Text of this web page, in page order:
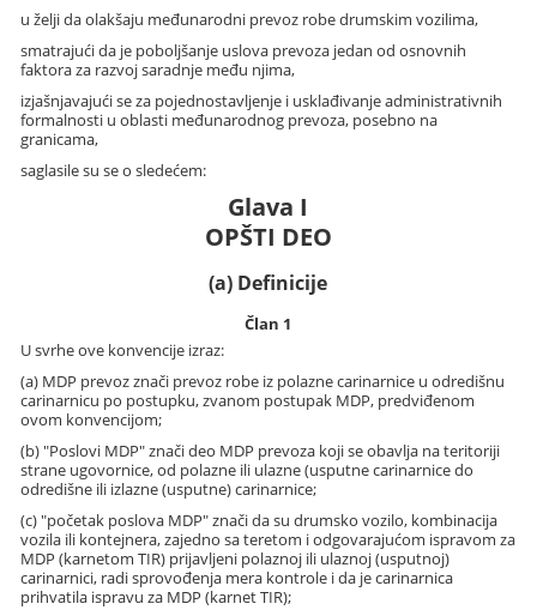
u želji da olakšaju međunarodni prevoz robe drumskim vozilima,
smatrajući da je poboljšanje uslova prevoza jedan od osnovnih
faktora za razvoj saradnje među njima,
izjašnjavajući se za pojednostavljenje i usklađivanje administrativnih
formalnosti u oblasti međunarodnog prevoza, posebno na
granicama,
saglasile su se o sledećem:
Glava I
OPŠTI DEO
(a) Definicije
Član 1
U svrhe ove konvencije izraz:
(a) MDP prevoz znači prevoz robe iz polazne carinarnice u odredišnu
carinarnicu po postupku, zvanom postupak MDP, predviđenom
ovom konvencijom;
(b) "Poslovi MDP" znači deo MDP prevoza koji se obavlja na teritoriji
strane ugovornice, od polazne ili ulazne (usputne carinarnice do
odredišne ili izlazne (usputne) carinarnice;
(c) "početak poslova MDP" znači da su drumsko vozilo, kombinacija
vozila ili kontejnera, zajedno sa teretom i odgovarajućom ispravom za
MDP (karnetom TIR) prijavljeni polaznoj ili ulaznoj (usputnoj)
carinarnici, radi sprovođenja mera kontrole i da je carinarnica
prihvatila ispravu za MDP (karnet TIR);